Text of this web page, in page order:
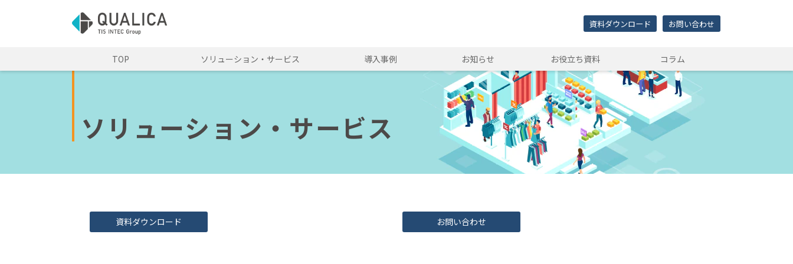
資料ダウンロード お問い合わせ
TOP ソリューション・サービス 導入事例 お知らせ お役立ち資料 コラム
ソリューション・サービス
資料ダウンロード お問い合わせ